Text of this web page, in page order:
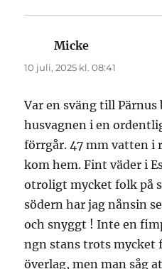
Micke
10 juli, 2025 kl. 08:41
Var en sväng till Pärnus
husvagnen i en
förrgår. 47 mm vatten i
kom hem. Fint väder i
otroligt mycket folk på
södern har jag nånsin
och snyggt ! Inte en
ngn stans trots mycket
överlag, men man såg